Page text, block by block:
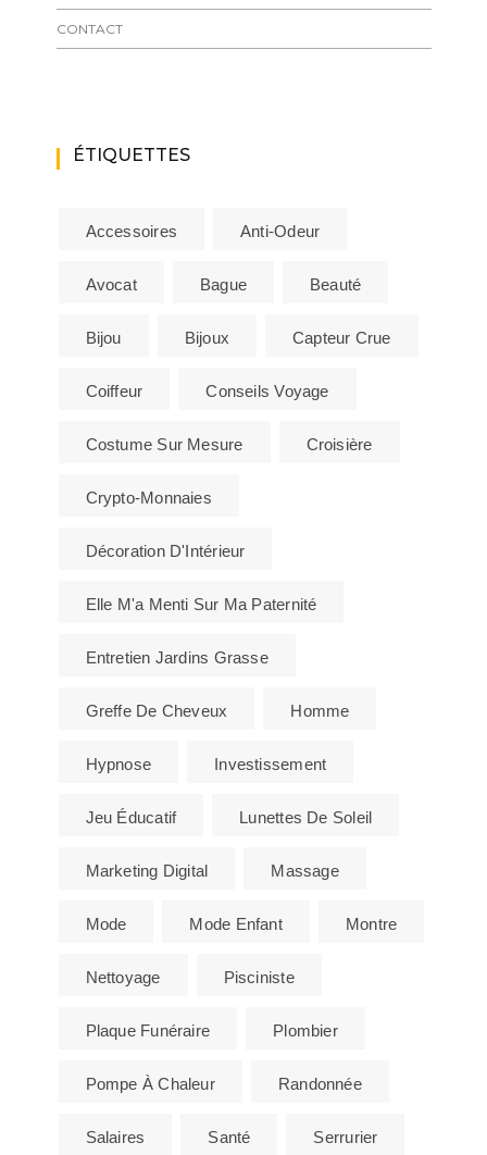
CONTACT
ÉTIQUETTES
Accessoires Anti-Odeur
Avocat Bague Beauté
Bijou Bijoux Capteur Crue
Coiffeur Conseils Voyage
Costume Sur Mesure Croisière
Crypto-Monnaies
Décoration D'Intérieur
Elle M'a Menti Sur Ma Paternité
Entretien Jardins Grasse
Greffe De Cheveux Homme
Hypnose Investissement
Jeu Éducatif Lunettes De Soleil
Marketing Digital Massage
Mode Mode Enfant Montre
Nettoyage Pisciniste
Plaque Funéraire Plombier
Pompe À Chaleur Randonnée
Salaires Santé Serrurier